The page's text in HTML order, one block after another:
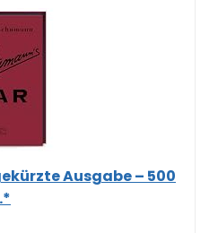
Ausgabe – 500